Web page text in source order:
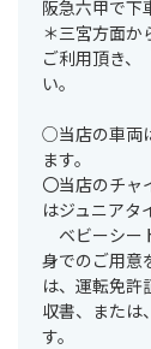
阪急六甲で下
＊三宮方面か
ご利用頂き、
い。
○当店の車両
ます。
〇当店のチ
はジュニアタ
ベビーシー
身でのご用意
は、運転免許
収書、または
す。